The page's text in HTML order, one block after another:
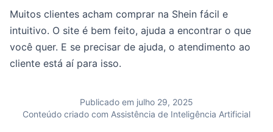
Muitos clientes acham comprar na Shein fácil e
intuitivo. O site é bem feito, ajuda a encontrar o que
você quer. E se precisar de ajuda, o atendimento ao
cliente está aí para isso.
Publicado em julho 29, 2025
Conteúdo criado com Assistência de Inteligência Artificial